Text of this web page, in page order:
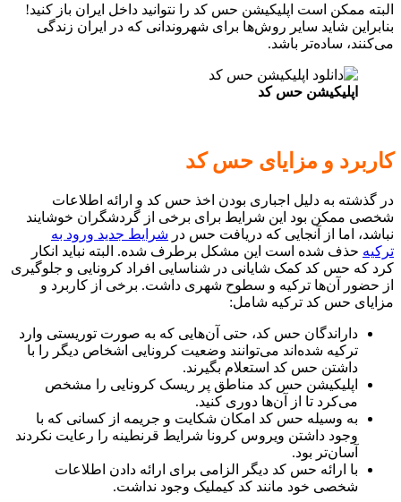
البته ممکن است اپلیکیشن حس کد را نتوانید داخل ایران باز کنید!
بنابراین شاید سایر روش‌ها برای شهروندانی که در ایران زندگی
می‌کنند، ساده‌تر باشد.
اپلیکیشن حس کد
کاربرد و مزایای حس کد
در گذشته به دلیل اجباری بودن اخذ حس کد و ارائه اطلاعات
شخصی ممکن بود این شرایط برای برخی از گردشگران خوشایند
نباشد، اما از آنجایی که دریافت حس در شرایط جدید ورود به
ترکیه حذف شده است این مشکل برطرف شده. البته نباید انکار
کرد که حس کد کمک شایانی در شناسایی افراد کرونایی و جلوگیری
از حضور آن‌ها ترکیه و سطوح شهری داشت. برخی از کاربرد و
مزایای حس کد ترکیه شامل:
داراندگان حس کد، حتی آن‌هایی که به صورت توریستی وارد
ترکیه شده‌اند می‌توانند وضعیت کرونایی اشخاص دیگر را با
داشتن حس کد استعلام بگیرند.
اپلیکیشن حس کد مناطق پر ریسک کرونایی را مشخص
می‌کرد تا از آن‌‌ها دوری کنید.
به وسیله حس کد امکان شکایت و جریمه از کسانی که با
وجود داشتن ویروس کرونا شرایط قرنطینه را رعایت نکردند
آسان‌تر بود.
با ارائه حس کد دیگر الزامی برای ارائه دادن اطلاعات
شخصی خود مانند کد کیملیک وجود نداشت.